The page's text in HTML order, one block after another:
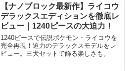
【ナノブロック最新作】ライコウ
デラックスエディションを徹底レ
ビュー｜1240ピースの大迫力！
1240ピースで伝説ポケモン・ライコウを
完全再現！迫力のデラックスモデルをレ
ビュー。三犬セットで飾る楽しさも。